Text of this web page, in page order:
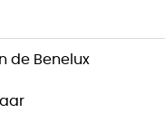
de Benelux